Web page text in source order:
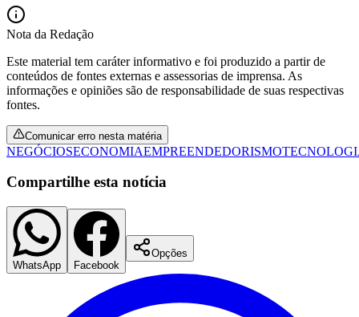
São Paulo
Nota da Redação
Este material tem caráter informativo e foi produzido a partir de
conteúdos de fontes externas e assessorias de imprensa. As
informações e opiniões são de responsabilidade de suas respectivas
fontes.
Comunicar erro nesta matéria
NEGÓCIOSECONOMIAEMPREENDEDORISMO
Compartilhe esta notícia
WhatsApp Facebook
Opções